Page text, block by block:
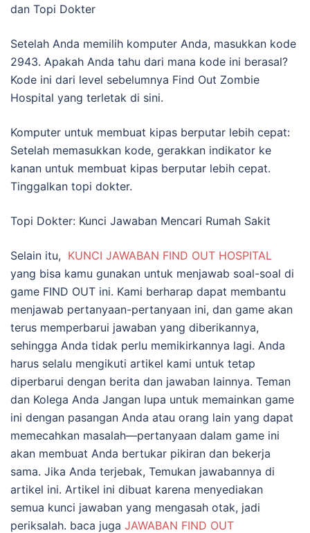
dan Topi Dokter
Setelah Anda memilih komputer Anda, masukkan kode
2943. Apakah Anda tahu dari mana kode ini berasal?
Kode ini dari level sebelumnya Find Out Zombie
Hospital yang terletak di sini.
Komputer untuk membuat kipas berputar lebih cepat:
Setelah memasukkan kode, gerakkan indikator ke
kanan untuk membuat kipas berputar lebih cepat.
Tinggalkan topi dokter.
Topi Dokter: Kunci Jawaban Mencari Rumah Sakit
Selain itu, KUNCI JAWABAN FIND OUT HOSPITAL
yang bisa kamu gunakan untuk menjawab soal-soal di
game FIND OUT ini. Kami berharap dapat membantu
menjawab pertanyaan-pertanyaan ini, dan game akan
terus memperbarui jawaban yang diberikannya,
sehingga Anda tidak perlu memikirkannya lagi. Anda
harus selalu mengikuti artikel kami untuk tetap
diperbarui dengan berita dan jawaban lainnya. Teman
dan Kolega Anda Jangan lupa untuk memainkan game
ini dengan pasangan Anda atau orang lain yang dapat
memecahkan masalah—pertanyaan dalam game ini
akan membuat Anda bertukar pikiran dan bekerja
sama. Jika Anda terjebak, Temukan jawabannya di
artikel ini. Artikel ini dibuat karena menyediakan
semua kunci jawaban yang mengasah otak, jadi
periksalah. baca juga JAWABAN FIND OUT